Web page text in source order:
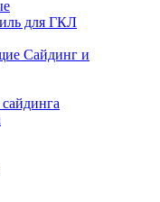
для ГКЛ
Сайдинг и